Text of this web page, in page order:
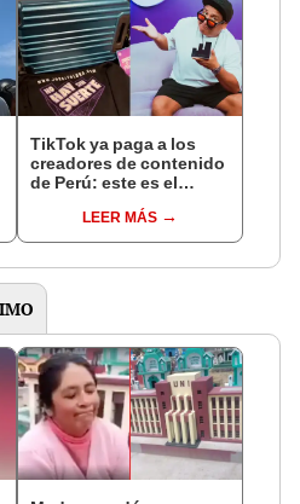
TikTok ya paga a los
creadores de contenido
de Perú: este es el
llegar a cobrar por 1.000
vistas
LEER MÁS